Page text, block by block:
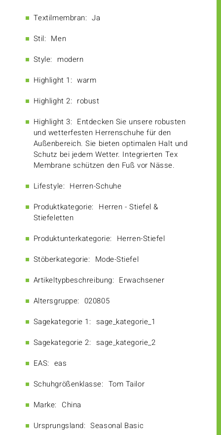
Textilmembran: Ja
Stil: Men
Style: modern
Highlight 1: warm
Highlight 2: robust
Highlight 3: Entdecken Sie unsere robusten
und wetterfesten Herrenschuhe für den
Außenbereich. Sie bieten optimalen Halt und
Schutz bei jedem Wetter. Integrierten Tex
Membrane schützen den Fuß vor Nässe.
Lifestyle: Herren-Schuhe
Produktkategorie: Herren - Stiefel &
Stiefeletten
Produktunterkategorie: Herren-Stiefel
Stöberkategorie: Mode-Stiefel
Artikeltypbeschreibung: Erwachsener
Altersgruppe: 020805
Sagekategorie 1: sage_kategorie_1
Sagekategorie 2: sage_kategorie_2
EAS: eas
Schuhgrößenklasse: Tom Tailor
Marke: China
Ursprungsland: Seasonal Basic